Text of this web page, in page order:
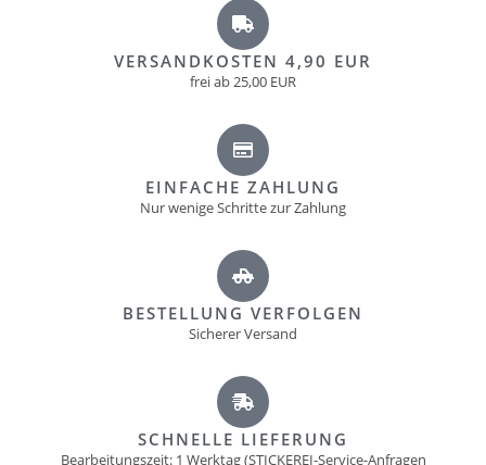
VERSANDKOSTEN 4,90 EUR
frei ab 25,00 EUR
EINFACHE ZAHLUNG
Nur wenige Schritte zur Zahlung
BESTELLUNG VERFOLGEN
Sicherer Versand
SCHNELLE LIEFERUNG
Bearbeitungszeit: 1 Werktag (STICKEREI-Service-Anfragen